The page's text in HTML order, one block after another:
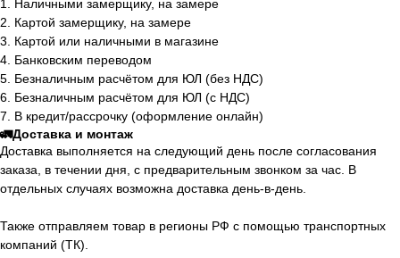
1. Наличными замерщику, на замере
2. Картой замерщику, на замере
3. Картой или наличными в магазине
4. Банковским переводом
5. Безналичным расчётом для ЮЛ (без НДС)
6. Безналичным расчётом для ЮЛ (с НДС)
7. В кредит/рассрочку (оформление онлайн)
🚛Доставка и монтаж
Доставка выполняется на следующий день после согласования
заказа, в течении дня, с предварительным звонком за час. В
отдельных случаях возможна доставка день-в-день.
Также отправляем товар в регионы РФ с помощью транспортных
компаний (ТК).